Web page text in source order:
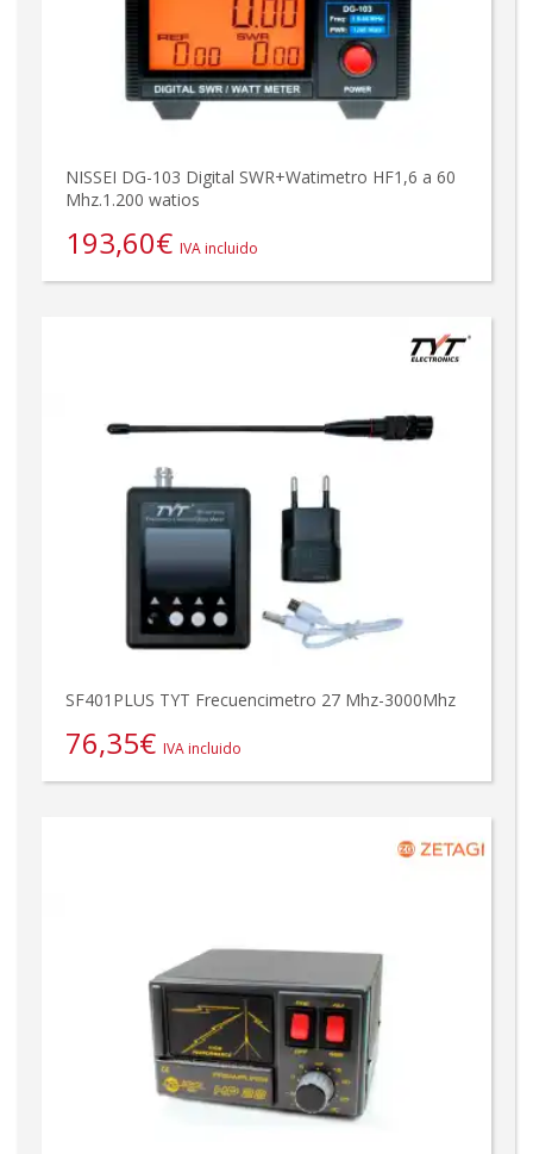
NISSEI DG-103 Digital SWR+Watimetro HF1,6 a 60
Mhz.1.200 watios
193,60€ IVA incluido
SF401PLUS TYT Frecuencimetro 27 Mhz-3000Mhz
76,35€ IVA incluido